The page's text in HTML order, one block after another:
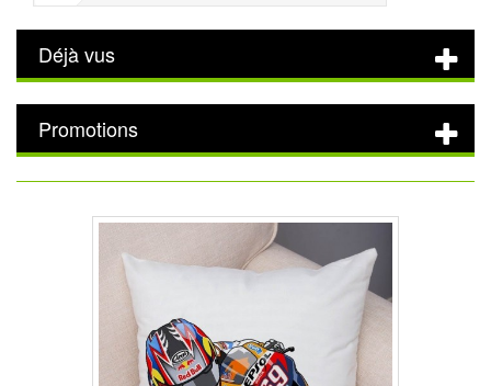
Déjà vus
Promotions